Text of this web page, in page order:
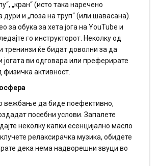
„кран“ (исто така наречено
дури и „поза на труп“ (или шавасана).
за обука за хета јога на YouTube и
го инструкторот. Неколку од
ќе бидат доволни за да
јогата ви одговара или преферирате
физичка активност.
вежбање да биде поефективно,
посебни услови. Запалете
неколку капки есенцијално масло
релаксирачка музика, обидете
дека нема надворешни звуци во